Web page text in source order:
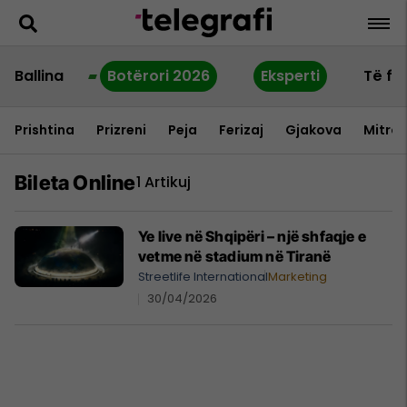
Ballina Botërori 2026 Eksperti Të
Prishtina Prizreni Peja Ferizaj Gjakova
Bileta Online1 Artikuj
Ye live në Shqipëri – një shfaqje e
vetme në stadium në Tiranë
Streetlife InternationalMarketing
30/04/2026